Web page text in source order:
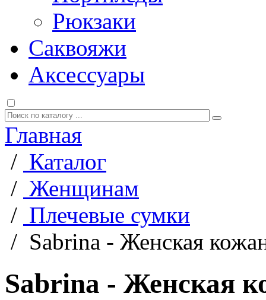
Рюкзаки
Саквояжи
Аксессуары
Главная
/ Каталог
/ Женщинам
/ Плечевые сумки
/ Sabrina - Женская
Sabrina - Женская